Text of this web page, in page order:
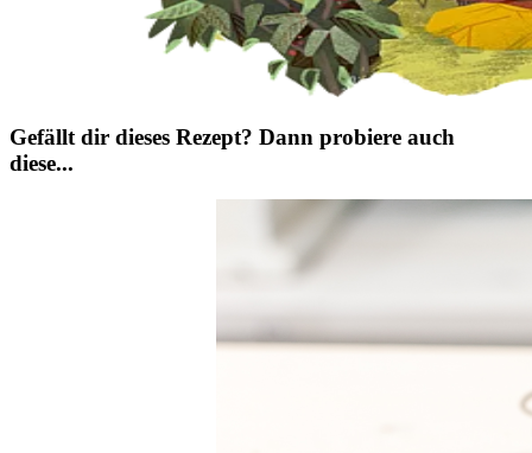
Gefällt dir dieses Rezept? Dann probiere auch
diese...